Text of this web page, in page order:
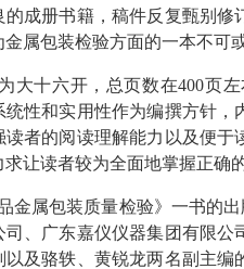
的成册书籍，稿件反复甄别
属包装检验方面的一本不可
大十六开，总页数在400页
统性和实用性作为编撰方针，
读者的阅读理解能力以及便
求让读者较为全面地掌握正确
品金属包装质量检验》一书的
司、广东嘉仪仪器集团有限
以及骆轶、黄锐龙两名副主